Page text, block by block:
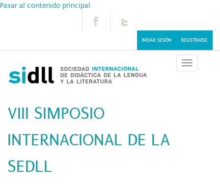
Pasar al contenido principal
INICIAR SESIÓN REGISTRARSE
Toggle
VIII SIMPOSIO
INTERNACIONAL DE LA
SEDLL